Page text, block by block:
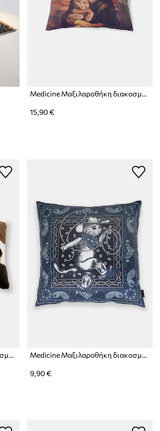
Medicine Μαξιλαροθήκη διακοσμητική
15,90 €
9,90 €